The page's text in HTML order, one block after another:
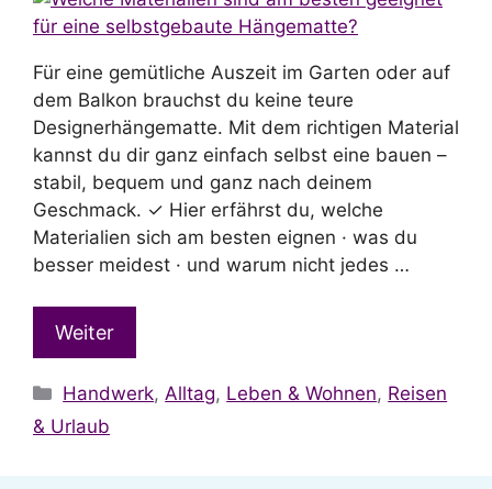
Für eine gemütliche Auszeit im Garten oder auf
dem Balkon brauchst du keine teure
Designerhängematte. Mit dem richtigen Material
kannst du dir ganz einfach selbst eine bauen –
stabil, bequem und ganz nach deinem
Geschmack. ✓ Hier erfährst du, welche
Materialien sich am besten eignen · was du
besser meidest · und warum nicht jedes …
Weiter
Kategorien
Handwerk,Alltag, Leben & Wohnen, Reisen
& Urlaub